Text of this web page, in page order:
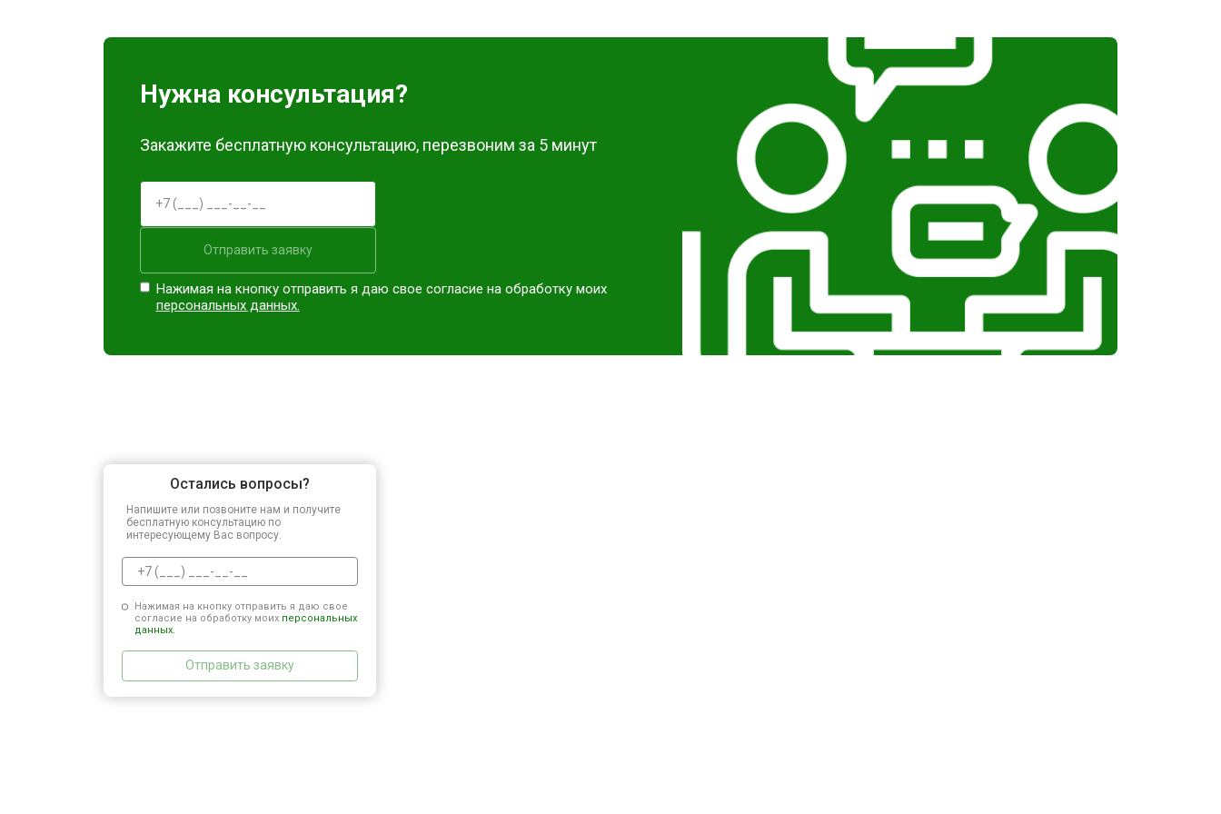
Замена материнской платы от 1100 ₽
Ремонт Blu-Ray от 750 ₽ Заказать
Нужна консультация?
Закажите бесплатную консультацию, перезвоним за 5 минут
Отправить заявку
Нажимая на кнопку отправить я даю свое согласие на обработку моих
персональных данных.
Остались вопросы?
Напишите или позвоните нам и получите
бесплатную консультацию по
интересующему Вас вопросу.
Нажимая на кнопку отправить я даю свое
согласие на обработку моих персональных
данных.
Отправить заявку